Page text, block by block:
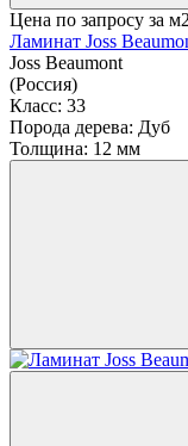
Цена по запросу за
Ламинат Joss
Joss Beaumont
(Россия)
Класс: 33
Порода дерева: Дуб
Толщина: 12 мм